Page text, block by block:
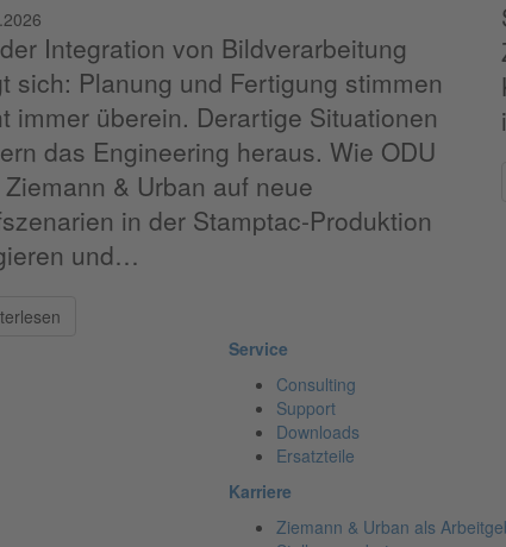
Integration von Bildverarbeitung
sich: Planung und Fertigung stimmen
immer überein. Derartige Situationen
das Engineering heraus. Wie ODU
& Urban auf neue
in der Stamptac-Produktion
und…
Service
Consulting
Support
Downloads
Ersatzteile
Karriere
Ziemann & Urban als